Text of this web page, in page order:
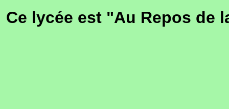
Ce lycée est "Au Repos de